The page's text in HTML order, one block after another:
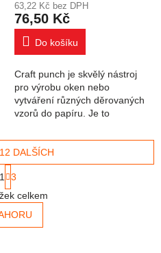
63,22 Kč bez DPH
76,50 Kč
Do košíku
Craft punch je skvělý nástroj
pro výrobu oken nebo
vytváření různých děrovaných
vzorů do papíru. Je to
ozdoby, styl a rozměr
domácím kartám,...
Ovládací prvky výpisu
DALŠÍCH
1
3
celkem